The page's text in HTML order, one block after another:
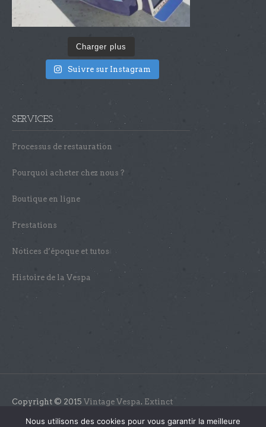
Charger plus
Suivre sur Instagram
SERVICES
Processus de restauration
Pourquoi acheter chez nous ?
Boutique en ligne
Prestations
Notices d’époque et tutos
Histoire de la Vespa
Copyright © 2015 Vintage Vespa . Extinct
Nous utilisons des cookies pour vous garantir la meilleure